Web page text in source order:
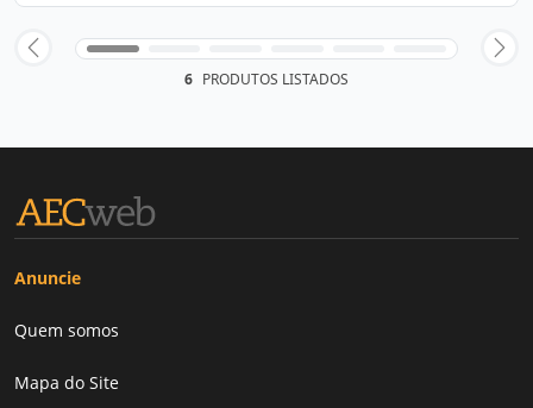
6 PRODUTOS LISTADOS
Anuncie
Quem somos
Mapa do Site